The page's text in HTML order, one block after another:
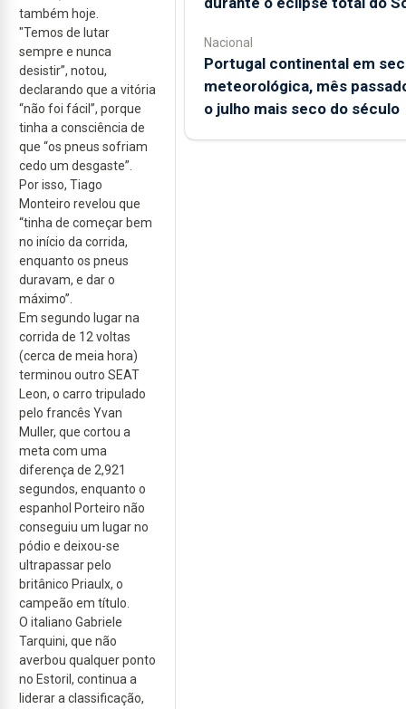
também hoje.
"Temos de lutar
sempre e nunca
desistir”, notou,
declarando que a vitória
“não foi fácil”, porque
tinha a consciência de
que “os pneus sofriam
cedo um desgaste”.
Por isso, Tiago
Monteiro revelou que
“tinha de começar bem
no início da corrida,
enquanto os pneus
duravam, e dar o
máximo”.
Em segundo lugar na
corrida de 12 voltas
(cerca de meia hora)
terminou outro SEAT
Leon, o carro tripulado
pelo francês Yvan
Muller, que cortou a
meta com uma
diferença de 2,921
segundos, enquanto o
espanhol Porteiro não
conseguiu um lugar no
pódio e deixou-se
ultrapassar pelo
britânico Priaulx, o
campeão em título.
O italiano Gabriele
Tarquini, que não
averbou qualquer ponto
no Estoril, continua a
liderar a classificação,
Nacional
Portugal continental em
meteorológica, mês
o julho mais seco do século